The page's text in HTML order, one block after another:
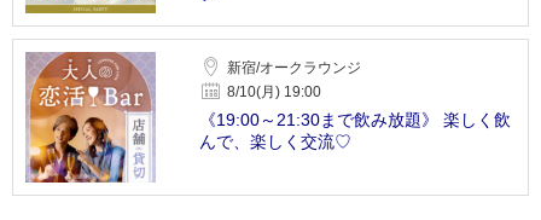
新宿/オークラウンジ
8/10(月) 19:00
《19:00～21:30まで飲み放題》 楽しく飲
んで、楽しく交流♡